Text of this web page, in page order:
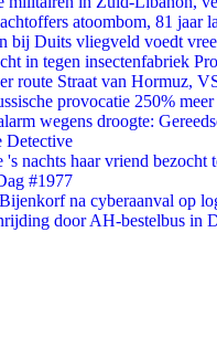
atoombom, 81 jaar
bij Duits vliegveld voedt
in tegen insectenfabriek
route Straat van Hormuz,
provocatie 250%
wegens droogte:
Detective
nachts haar vriend bezocht
#1977
na cyberaanval op
door AH-bestelbus in